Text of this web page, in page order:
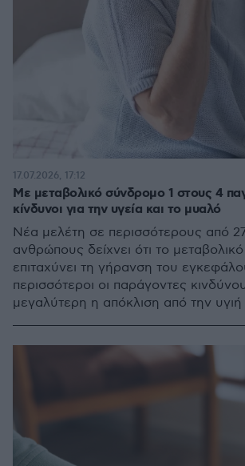
Με μεταβολικό σύνδρομο 1 στους 4
κίνδυνοι για την υγεία και το μυαλό
Νέα μελέτη σε περισσότερους από
ανθρώπους δείχνει ότι το
επιταχύνει τη γήρανση του
περισσότεροι οι παράγοντες
μεγαλύτερη η απόκλιση από την υγιή
17.07.2026, 17:12